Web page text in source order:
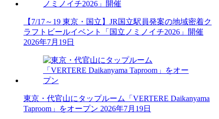
【7/17～19 東京・国立】JR国立駅員発案の地域密着ク
ラフトビールイベント「国立ノミノイチ2026」開催
2026年7月19日
東京・代官山にタップルーム「VERTERE Daikanyama
Taproom」をオープン 2026年7月19日